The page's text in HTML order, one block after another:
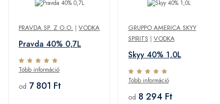
PRAVDA SP. Z O.O. | VODKA
Pravda 40% 0,7L
Több információ
od 7 801 Ft
GRUPPO AMERICA SKYY
SPIRITS | VODKA
Skyy 40% 1,0L
Több információ
od 8 294 Ft